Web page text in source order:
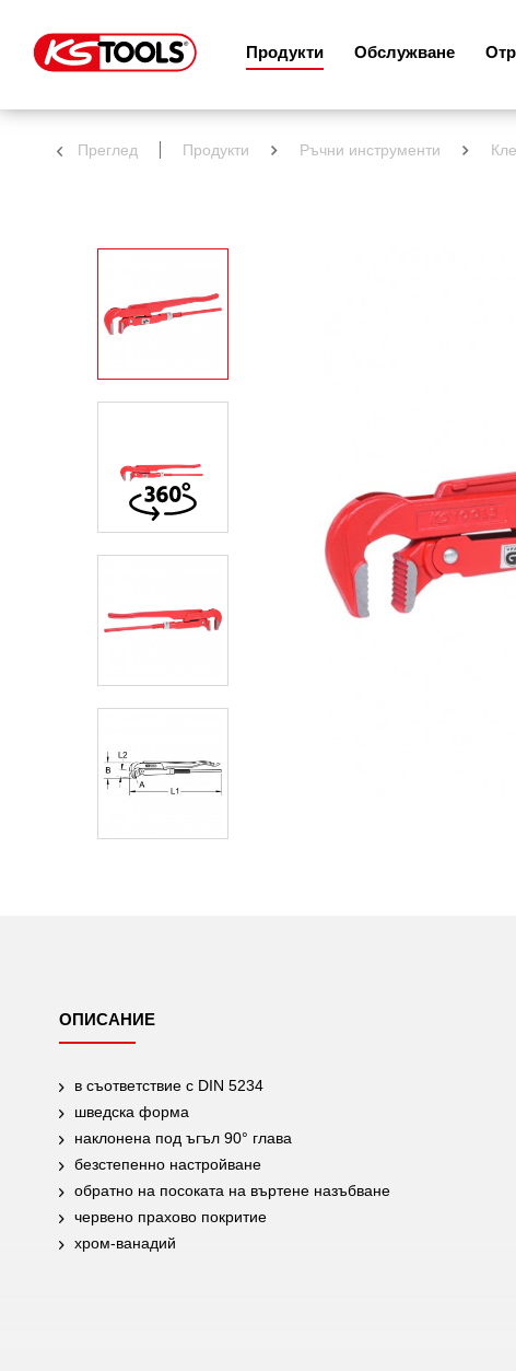
Продукти Обслужване
Преглед Продукти Ръчни инструменти
ОПИСАНИЕ
в съответствие с DIN 5234
шведска форма
наклонена под ъгъл 90° глава
безстепенно настройване
обратно на посоката на въртене назъбване
червено прахово покритие
хром-ванадий